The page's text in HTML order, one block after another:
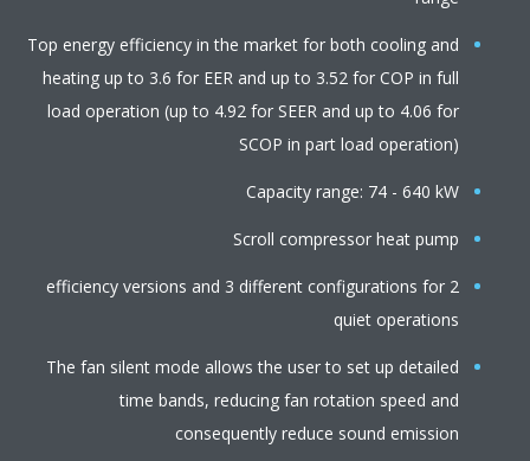
Top energy efficiency in the market for both cooling and
heating up to 3.6 for EER and up to 3.52 for COP in full
load operation (up to 4.92 for SEER and up to 4.06 for
SCOP in part load operation)
Capacity range: 74 - 640 kW
Scroll compressor heat pump
2 efficiency versions and 3 different configurations for
quiet operations
The fan silent mode allows the user to set up detailed
time bands, reducing fan rotation speed and
consequently reduce sound emission